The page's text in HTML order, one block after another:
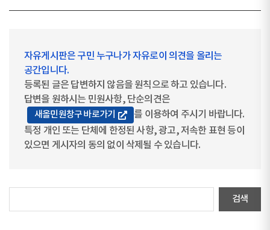
자유게시판은 구민 누구나가 자유로이 의견을 올리는
공간입니다.
등록된 글은 답변하지 않음을 원칙으로 하고 있습니다.
답변을 원하시는 민원사항, 단순의견은
새올민원창구 바로가기
를 이용하여 주시기 바랍니다.
특정 개인 또는 단체에 한정된 사항, 광고, 저속한 표현 등이
있으면 게시자의 동의 없이 삭제될 수 있습니다.